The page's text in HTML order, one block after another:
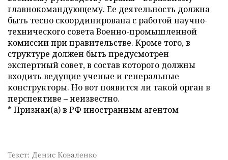
главнокомандующему. Ее деятельность должна
быть тесно скоординирована с работой научно-
технического совета Военно-промышленной
комиссии при правительстве. Кроме того, в
структуре должен быть предусмотрен
экспертный совет, в состав которого должны
входить ведущие ученые и генеральные
конструкторы. Но вот появится ли такой орган в
перспективе – неизвестно.
* Признан(а) в РФ иностранным агентом
Текст: Денис Коваленко